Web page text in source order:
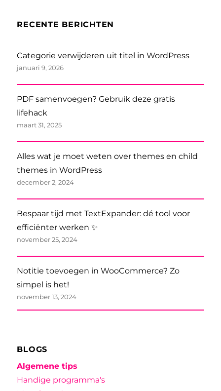
RECENTE BERICHTEN
Categorie verwijderen uit titel in WordPress
januari 9, 2026
PDF samenvoegen? Gebruik deze gratis
lifehack
maart 31, 2025
Alles wat je moet weten over themes en child
themes in WordPress
december 2, 2024
Bespaar tijd met TextExpander: dé tool voor
efficiënter werken ✨
november 25, 2024
Notitie toevoegen in WooCommerce? Zo
simpel is het!
november 13, 2024
BLOGS
Algemene tips
Handige programma's